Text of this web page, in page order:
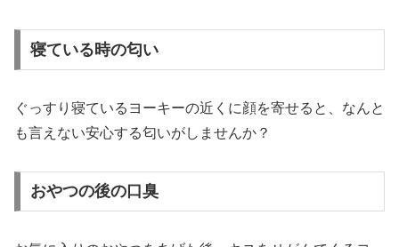
寝ている時の匂い
ぐっすり寝ているヨーキーの近くに顔を寄せると、なんと
も言えない安心する匂いがしませんか？
おやつの後の口臭